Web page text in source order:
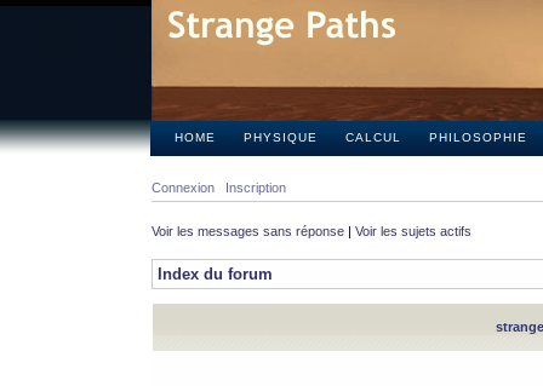
HOME PHYSIQUE CALCUL PHILOSOPHIE
Connexion Inscription
Voir les messages sans réponse | Voir les sujets actifs
Index du forum